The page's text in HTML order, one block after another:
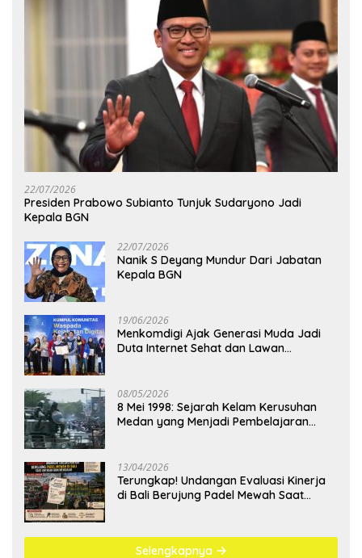
22/07/2026
Presiden Prabowo Subianto Tunjuk Sudaryono Jadi
Kepala BGN
22/07/2026
Nanik S Deyang Mundur Dari Jabatan
Kepala BGN
19/06/2026
Menkomdigi Ajak Generasi Muda Jadi
Duta Internet Sehat dan Lawan
08/05/2026
8 Mei 1998: Sejarah Kelam Kerusuhan
Medan yang Menjadi Pembelajaran
13/04/2026
Terungkap! Undangan Evaluasi Kinerja
di Bali Berujung Padel Mewah Saat
Selengkapnya